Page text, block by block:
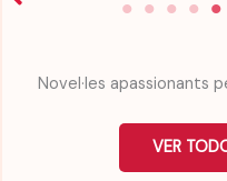
Novel·les apassionants
VER